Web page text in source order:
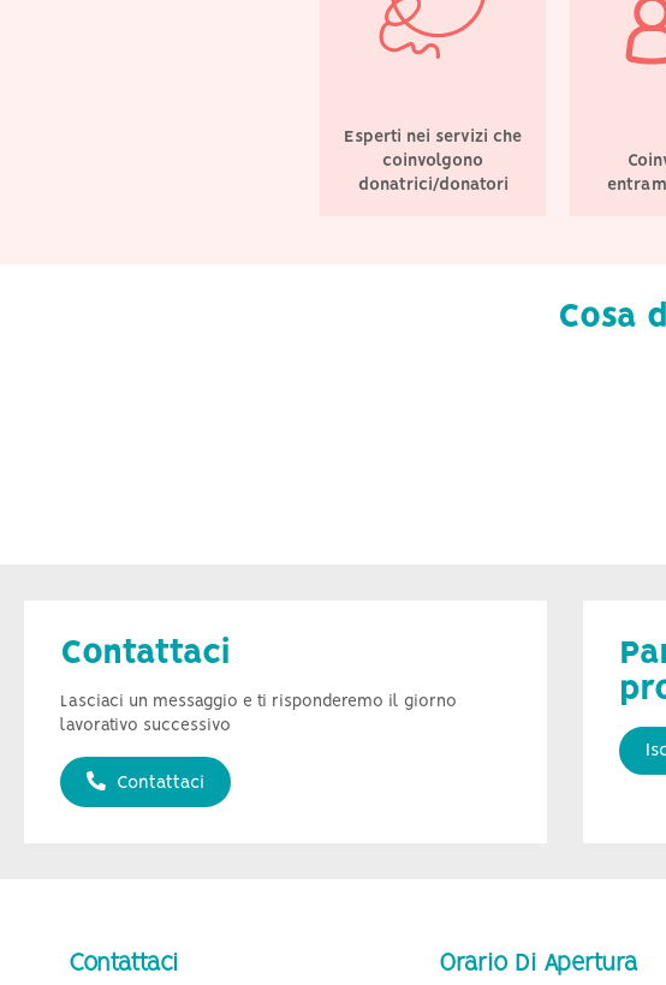
Esperti nei servizi che
coinvolgono
donatrici/donatori
Cosa
Contattaci
Lasciaci un messaggio e ti risponderemo il giorno
lavorativo successivo
Contattaci
Contattaci Orario Di Apertura